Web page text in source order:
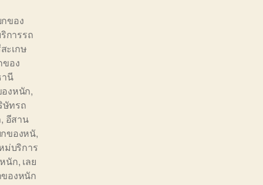
กของ
การรถ
ะเกษ
ของ
นี
งหนัก,
ษัทรถ
, อีสาน
ของหนั,
ม่บริการ
นัก, เลย
องหนัก